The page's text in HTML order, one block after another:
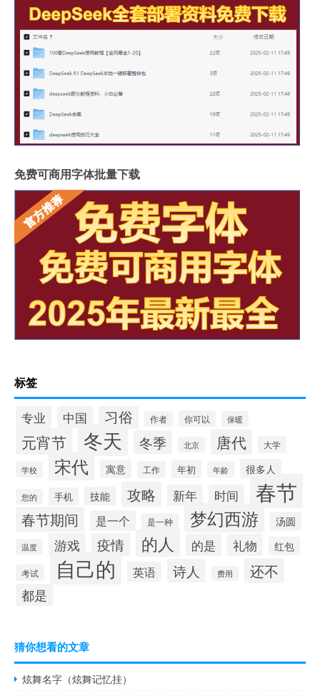
免费可商用字体批量下载
标签
专业 中国 习俗 作者 你可以 保暖
元宵节 冬天 冬季 北京 唐代 大学
学校 宋代 寓意 工作 年初 年龄 很多人
您的 手机 技能 攻略 新年 时间 春节
春节期间 是一个 是一种 梦幻西游 汤圆
温度 游戏 疫情 的人 的是 礼物 红包
考试 自己的 英语 诗人 费用 还不
都是
猜你想看的文章
炫舞名字（炫舞记忆挂）